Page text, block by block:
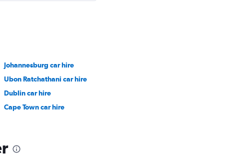
Johannesburg car hire
Ubon Ratchathani car hire
Dublin car hire
Cape Town car hire